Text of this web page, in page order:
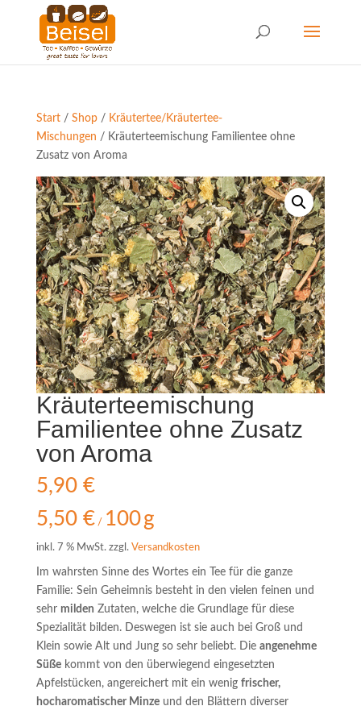
Start/ Shop/ Kräutertee/Kräutertee-
Mischungen / Kräuterteemischung Familientee ohne
Zusatz von Aroma
Kräuterteemischung
Familientee ohne Zusatz
von Aroma
5,90 €
5,50 €/ 100g
inkl. 7 % MwSt. zzgl. Versandkosten
Im wahrsten Sinne des Wortes ein Tee für die ganze
Familie: Sein Geheimnis besteht in den vielen feinen und
sehr milden Zutaten, welche die Grundlage für diese
Spezialität bilden. Deswegen ist sie auch bei Groß und
Klein sowie Alt und Jung so sehr beliebt. Die angenehme
Süßekommt von den überwiegend eingesetzten
Apfelstücken, angereichert mit ein wenig frischer,
hocharomatischer Minzeund den Blättern diverser